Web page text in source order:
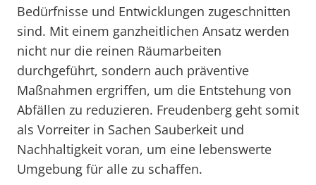
Bedürfnisse und Entwicklungen zugeschnitten
sind. Mit einem ganzheitlichen Ansatz werden
nicht nur die reinen Räumarbeiten
durchgeführt, sondern auch präventive
Maßnahmen ergriffen, um die Entstehung von
Abfällen zu reduzieren. Freudenberg geht somit
als Vorreiter in Sachen Sauberkeit und
Nachhaltigkeit voran, um eine lebenswerte
Umgebung für alle zu schaffen.